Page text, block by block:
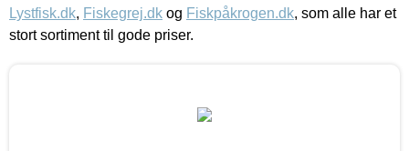
Lystfisk.dk, Fiskegrej.dk og Fiskpåkrogen.dk, som alle har et
stort sortiment til gode priser.